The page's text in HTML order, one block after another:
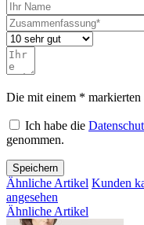
Die mit einem *
Ich habe die
genommen.
Speichern
Ähnliche Artikel Kunden
angesehen
Ähnliche Artikel